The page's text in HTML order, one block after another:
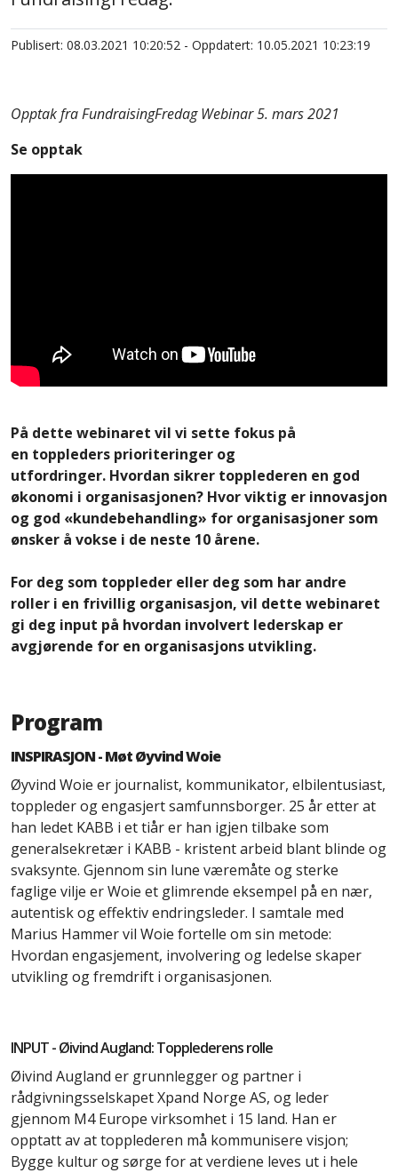
Publisert: 08.03.2021 10:20:52 - Oppdatert: 10.05.2021 10:23:19
Opptak fra FundraisingFredag Webinar 5. mars 2021
Se opptak
På dette webinaret vil vi sette fokus på
en toppleders prioriteringer og
utfordringer. Hvordan sikrer topplederen en god
økonomi i organisasjonen? Hvor viktig er innovasjon
og god «kundebehandling» for organisasjoner som
ønsker å vokse i de neste 10 årene.
For deg som toppleder eller deg som har andre
roller i en frivillig organisasjon, vil dette webinaret
gi deg input på hvordan involvert lederskap er
avgjørende for en organisasjons utvikling.
Program
INSPIRASJON - Møt Øyvind Woie
Øyvind Woie er journalist, kommunikator, elbilentusiast,
toppleder og engasjert samfunnsborger. 25 år etter at
han ledet KABB i et tiår er han igjen tilbake som
generalsekretær i KABB - kristent arbeid blant blinde og
svaksynte. Gjennom sin lune væremåte og sterke
faglige vilje er Woie et glimrende eksempel på en nær,
autentisk og effektiv endringsleder. I samtale med
Marius Hammer vil Woie fortelle om sin metode:
Hvordan engasjement, involvering og ledelse skaper
utvikling og fremdrift i organisasjonen.
INPUT - Øivind Augland: Topplederens rolle
Øivind Augland er grunnlegger og partner i
rådgivningsselskapet Xpand Norge AS, og leder
gjennom M4 Europe virksomhet i 15 land. Han er
opptatt av at topplederen må kommunisere visjon;
Bygge kultur og sørge for at verdiene leves ut i hele